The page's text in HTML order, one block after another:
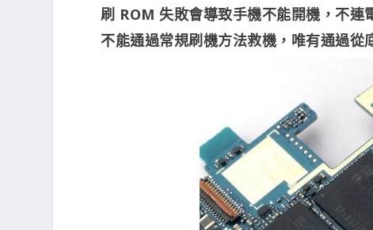
刷 ROM 失敗會導致手機不能開機，不連
不能通過常規刷機方法救機，唯有通過